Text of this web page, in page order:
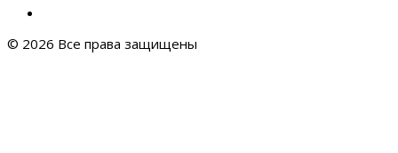
© 2026 Все права защищены